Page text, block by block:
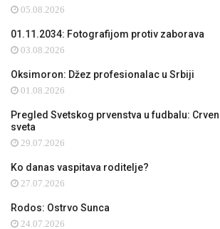
05.08.2026
01.11.2034: Fotografijom protiv zaborava
03.08.2026
Oksimoron: Džez profesionalac u Srbiji
01.08.2026
Pregled Svetskog prvenstva u fudbalu:
sveta
29.07.2026
Ko danas vaspitava roditelje?
27.07.2026
Rodos: Ostrvo Sunca
24.07.2026